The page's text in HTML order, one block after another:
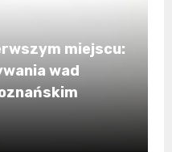
miejscu:
wad